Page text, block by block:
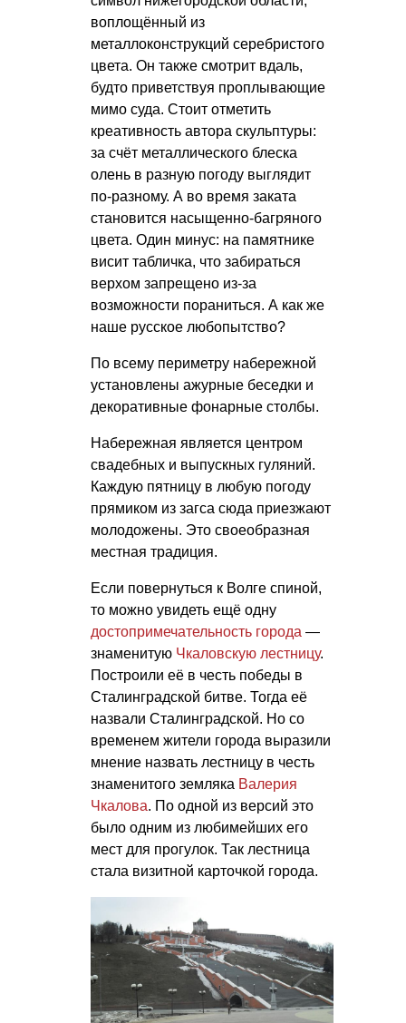
воплощённый из
металлоконструкций серебристого
цвета. Он также смотрит вдаль,
будто приветствуя проплывающие
мимо суда. Стоит отметить
креативность автора скульптуры:
за счёт металлического блеска
олень в разную погоду выглядит
по-разному. А во время заката
становится насыщенно-багряного
цвета. Один минус: на памятнике
висит табличка, что забираться
верхом запрещено из-за
возможности пораниться. А как же
наше русское любопытство?
По всему периметру набережной
установлены ажурные беседки и
декоративные фонарные столбы.
Набережная является центром
свадебных и выпускных гуляний.
Каждую пятницу в любую погоду
прямиком из загса сюда приезжают
молодожены. Это своеобразная
местная традиция.
Если повернуться к Волге спиной,
то можно увидеть ещё одну
достопримечательность города —
знаменитую Чкаловскую лестницу.
Построили её в честь победы в
Сталинградской битве. Тогда её
назвали Сталинградской. Но со
временем жители города выразили
мнение назвать лестницу в честь
знаменитого земляка Валерия
Чкалова. По одной из версий это
было одним из любимейших его
мест для прогулок. Так лестница
стала визитной карточкой города.